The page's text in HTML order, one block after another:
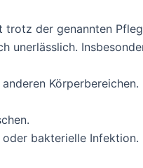
der genannten
unerlässlich.
Körperbereichen.
bakterielle Infektion.